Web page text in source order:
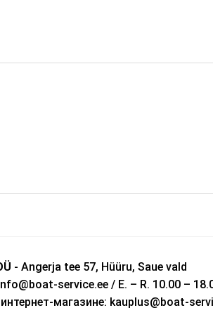
- Angerja tee 57, Hüüru, Saue vald
service.ee / E. – R. 10.00 –
магазине: kauplus@boat-